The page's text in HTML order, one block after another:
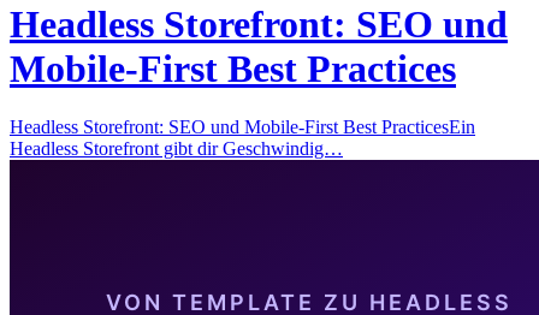
Headless Storefront: SEO und
Mobile-First Best Practices
Headless Storefront: SEO und Mobile-First Best PracticesEin
Headless Storefront gibt dir Geschwindig…